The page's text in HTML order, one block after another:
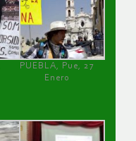
PUEBLA, Pue, 27
Enero